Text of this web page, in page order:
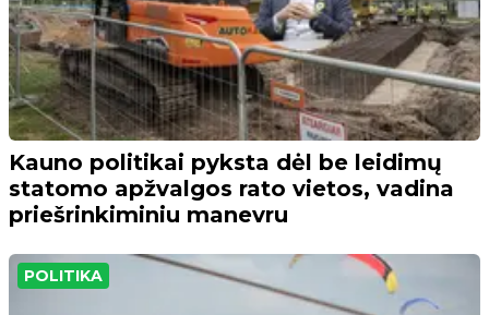
Kauno politikai pyksta dėl be leidimų
statomo apžvalgos rato vietos, vadina
priešrinkiminiu manevru
POLITIKA